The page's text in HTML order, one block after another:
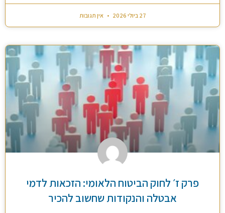
27 ביולי 2026 אין תגובות
פרק ז׳ לחוק הביטוח הלאומי: הזכאות לדמי
אבטלה והנקודות שחשוב להכיר